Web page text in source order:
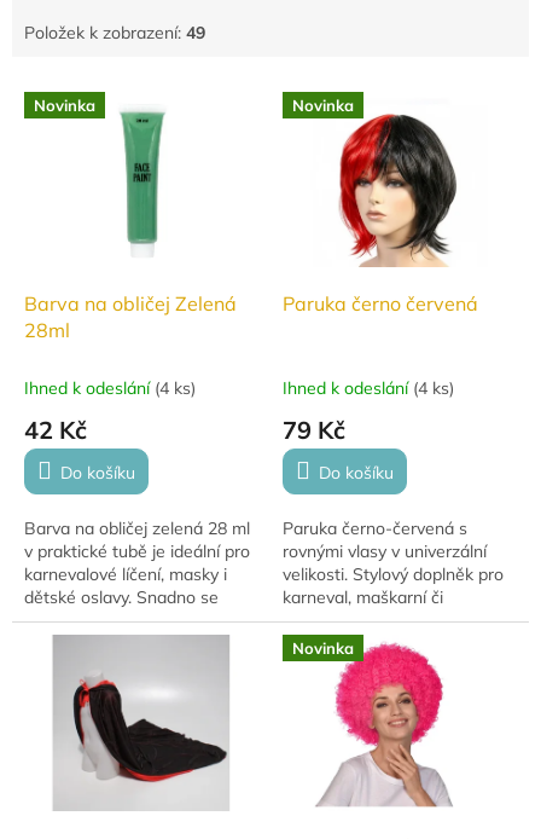
Položek k zobrazení: 49
V Novinka
Barva na obličej Zelená
28ml
Ihned k odeslání (4 ks)
42 Kč
Do košíku
Barva na obličej zelená 28 ml
v praktické tubě je ideální pro
karnevalové líčení, masky i
dětské oslavy. Snadno se
nanáší a dobře smývá.
Novinka
Paruka černo červená
Ihned k odeslání (4 ks)
79 Kč
Do košíku
Paruka černo‑červená s
rovnými vlasy v univerzální
velikosti. Stylový doplněk pro
karneval, maškarní či
tematické párty.
Novinka